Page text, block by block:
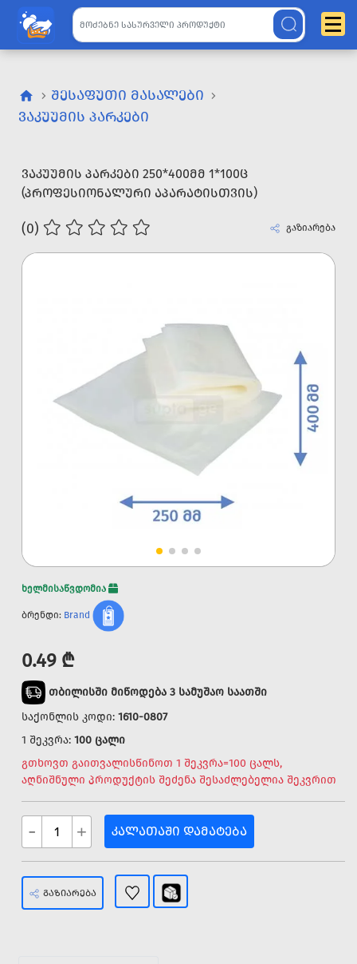
ᲨᲔᲡᲐᲤᲣᲗᲘ ᲛᲐᲡᲐᲚᲔᲑᲘ
ᲕᲐᲙᲣᲣᲛᲘᲡ ᲞᲐᲠᲙᲔᲑᲘ
ᲕᲐᲙᲣᲣᲛᲘᲡ ᲞᲐᲠᲙᲔᲑᲘ 250*400ᲛᲛ 1*100Ც
(ᲞᲠᲝᲤᲔᲡᲘᲝᲜᲐᲚᲣᲠᲘ ᲐᲞᲐᲠᲐᲢᲘᲡᲗᲕᲘᲡ)
(0) გაზიარება
ხელმისაწვდომია
ბრენდი: Brand
0.49 ₾
თბილისში მიწოდება 3 სამუშაო საათში
საქონლის კოდი: 1610-0807
1 შეკვრა: 100 ცალი
გთხოვთ გაითვალისწინოთ 1 შეკვრა=100 ცალს,
აღნიშნული პროდუქტის შეძენა შესაძლებელია შეკვრით
- + ᲙᲐᲚᲐᲗᲐᲨᲘ ᲓᲐᲛᲐᲢᲔᲑᲐ
ᲒᲐᲖᲘᲐᲠᲔᲑᲐ